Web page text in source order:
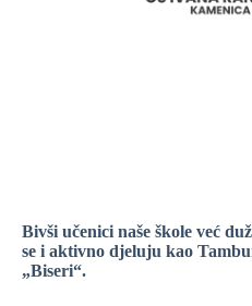
Bivši učenici naše škole već
se i aktivno djeluju kao
„Biseri“.